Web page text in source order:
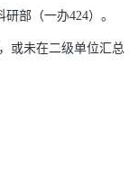
研部（一办424）。
或未在二级单位汇总